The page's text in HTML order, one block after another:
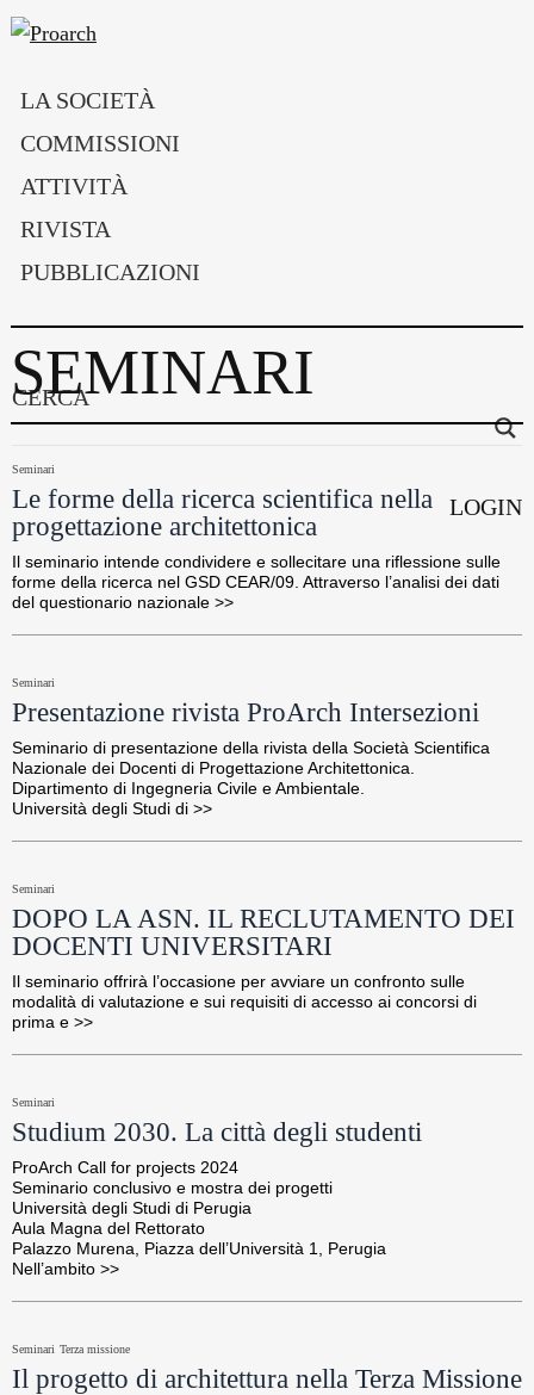
CERCA
LOGIN
Passa
Passa
NAZIONALE
DOCENTI
PROGETTAZIONE
LA SOCIETÀ
COMMISSIONI
ATTIVITÀ
RIVISTA
PUBBLICAZIONI
SEMINARI
Le forme della ricerca scientifica nella
progettazione architettonica
Seminari
Il seminario intende condividere e sollecitare una riflessione sulle
forme della ricerca nel GSD CEAR/09. Attraverso l’analisi dei dati
del questionario nazionale >>
Presentazione rivista ProArch Intersezioni
Seminari
Seminario di presentazione della rivista della Società Scientifica
Nazionale dei Docenti di Progettazione Architettonica.
Dipartimento di Ingegneria Civile e Ambientale.
Università degli Studi di >>
DOPO LA ASN. IL RECLUTAMENTO DEI
DOCENTI UNIVERSITARI
Seminari
Il seminario offrirà l’occasione per avviare un confronto sulle
modalità di valutazione e sui requisiti di accesso ai concorsi di
prima e >>
Studium 2030. La città degli studenti
Seminari
ProArch Call for projects 2024
Seminario conclusivo e mostra dei progetti
Università degli Studi di Perugia
Aula Magna del Rettorato
Palazzo Murena, Piazza dell’Università 1, Perugia
Nell’ambito >>
Il progetto di architettura nella Terza Missione
Seminari Terza missione